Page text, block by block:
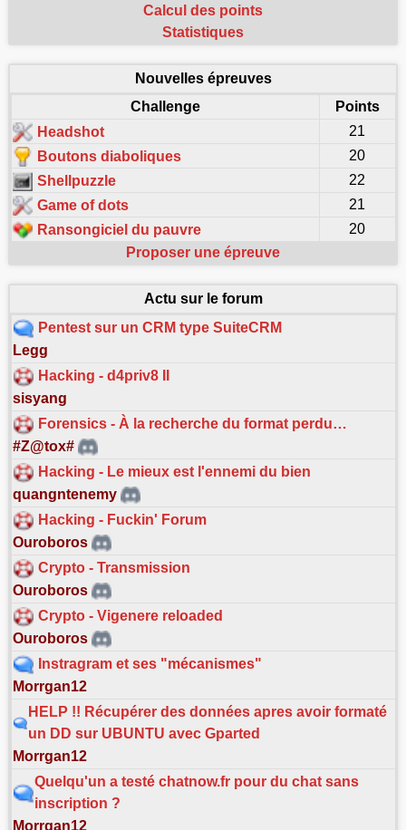
Calcul des points
Statistiques
Nouvelles épreuves
Challenge
Points
Headshot
21
Boutons diaboliques
20
Shellpuzzle
22
Game of dots
21
Ransongiciel du pauvre
20
Proposer une épreuve
Actu sur le forum
Pentest sur un CRM type SuiteCRM
Legg
Hacking - d4priv8 II
sisyang
Forensics - À la recherche du format perdu…
#Z@tox#
Hacking - Le mieux est l'ennemi du bien
quangntenemy
Hacking - Fuckin' Forum
Ouroboros
Crypto - Transmission
Ouroboros
Crypto - Vigenere reloaded
Ouroboros
Instragram et ses "mécanismes"
Morrgan12
HELP !! Récupérer des données apres avoir formaté
un DD sur UBUNTU avec Gparted
Morrgan12
Quelqu'un a testé chatnow.fr pour du chat sans
inscription ?
Morrgan12